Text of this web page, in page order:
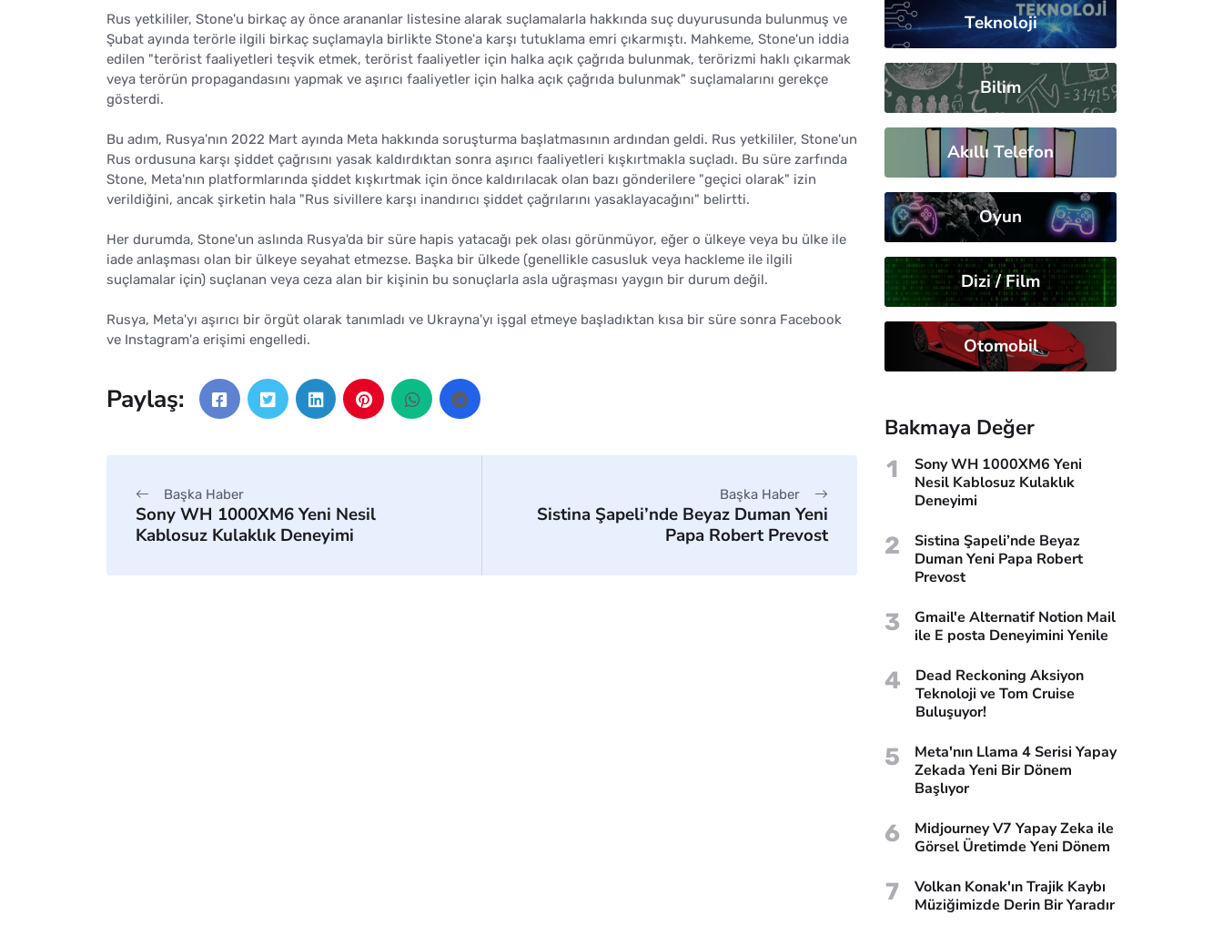
Rus yetkililer, Stone'u birkaç ay önce arananlar listesine alarak suçlamalarla hakkında suç duyurusunda bulunmuş ve
Şubat ayında terörle ilgili birkaç suçlamayla birlikte Stone'a karşı tutuklama emri çıkarmıştı. Mahkeme, Stone'un iddia
edilen "terörist faaliyetleri teşvik etmek, terörist faaliyetler için halka açık çağrıda bulunmak, terörizmi haklı çıkarmak
veya terörün propagandasını yapmak ve aşırıcı faaliyetler için halka açık çağrıda bulunmak" suçlamalarını gerekçe
gösterdi.
Bu adım, Rusya'nın 2022 Mart ayında Meta hakkında soruşturma başlatmasının ardından geldi. Rus yetkililer, Stone'un
Rus ordusuna karşı şiddet çağrısını yasak kaldırdıktan sonra aşırıcı faaliyetleri kışkırtmakla suçladı. Bu süre zarfında
Stone, Meta'nın platformlarında şiddet kışkırtmak için önce kaldırılacak olan bazı gönderilere "geçici olarak" izin
verildiğini, ancak şirketin hala "Rus sivillere karşı inandırıcı şiddet çağrılarını yasaklayacağını" belirtti.
Her durumda, Stone'un aslında Rusya'da bir süre hapis yatacağı pek olası görünmüyor, eğer o ülkeye veya bu ülke ile
iade anlaşması olan bir ülkeye seyahat etmezse. Başka bir ülkede (genellikle casusluk veya hackleme ile ilgili
suçlamalar için) suçlanan veya ceza alan bir kişinin bu sonuçlarla asla uğraşması yaygın bir durum değil.
Rusya, Meta'yı aşırıcı bir örgüt olarak tanımladı ve Ukrayna'yı işgal etmeye başladıktan kısa bir süre sonra Facebook
ve Instagram'a erişimi engelledi.
Paylaş:
Başka Haber
Sony WH 1000XM6 Yeni Nesil
Kablosuz Kulaklık Deneyimi
Başka Haber
Sistina Şapeli’nde Beyaz Duman Yeni
Papa Robert Prevost
Teknoloji
Bilim
Akıllı Telefon
Oyun
Dizi / Film
Otomobil
Bakmaya Değer
1
Sony WH 1000XM6 Yeni
Nesil Kablosuz Kulaklık
Deneyimi
2
Sistina Şapeli’nde Beyaz
Duman Yeni Papa Robert
Prevost
3
Gmail'e Alternatif Notion Mail
ile E posta Deneyimini Yenile
4
Dead Reckoning Aksiyon
Teknoloji ve Tom Cruise
Buluşuyor!
5
Meta'nın Llama 4 Serisi Yapay
Zekada Yeni Bir Dönem
Başlıyor
6
Midjourney V7 Yapay Zeka ile
Görsel Üretimde Yeni Dönem
7
Volkan Konak'ın Trajik Kaybı
Müziğimizde Derin Bir Yaradır